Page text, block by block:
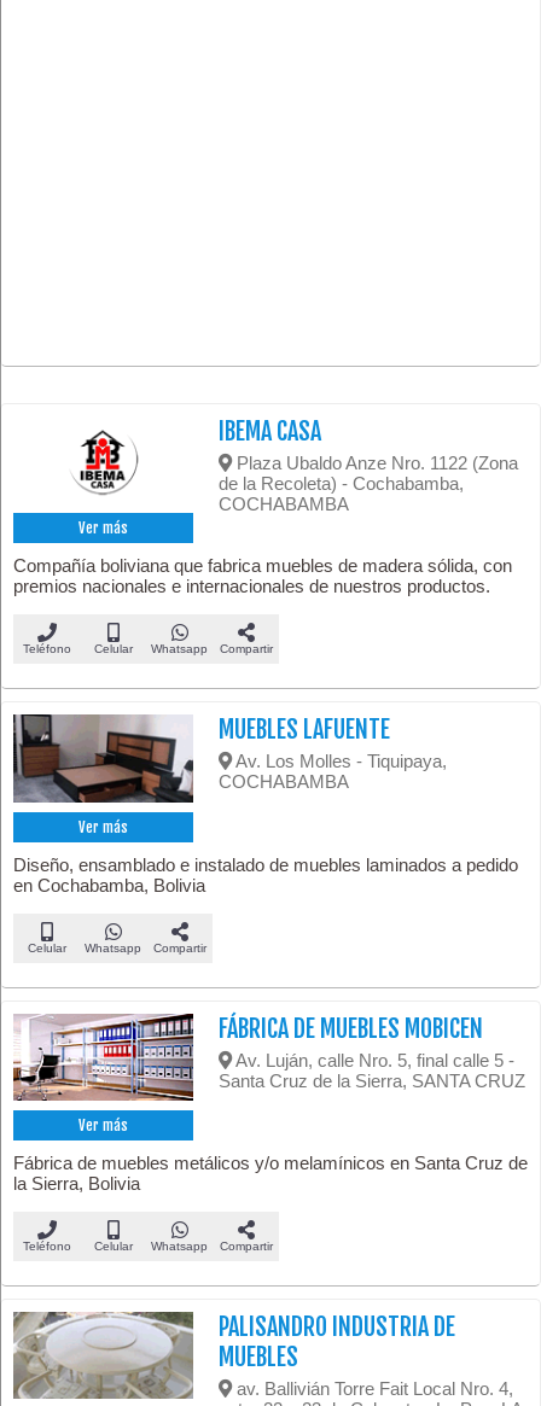
Ver más
IBEMA CASA
Plaza Ubaldo Anze Nro. 1122 (Zona
de la Recoleta) - Cochabamba,
COCHABAMBA
Compañía boliviana que fabrica muebles de madera sólida, con
premios nacionales e internacionales de nuestros productos.
Teléfono Celular Whatsapp Compartir
Ver más
MUEBLES LAFUENTE
Av. Los Molles - Tiquipaya,
COCHABAMBA
Diseño, ensamblado e instalado de muebles laminados a pedido
en Cochabamba, Bolivia
Celular Whatsapp Compartir
Ver más
FÁBRICA DE MUEBLES MOBICEN
Av. Luján, calle Nro. 5, final calle 5 -
Santa Cruz de la Sierra, SANTA CRUZ
Fábrica de muebles metálicos y/o melamínicos en Santa Cruz de
la Sierra, Bolivia
Teléfono Celular Whatsapp Compartir
PALISANDRO INDUSTRIA DE
MUEBLES
av. Ballivián Torre Fait Local Nro. 4,